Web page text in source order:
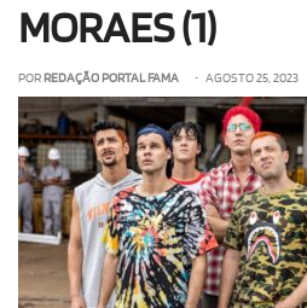
MORAES (1)
POR REDAÇÃO PORTAL FAMA • AGOSTO 25, 2023